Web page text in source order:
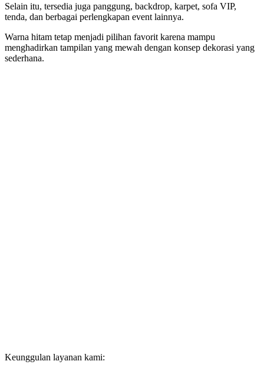
Selain itu, tersedia juga panggung, backdrop, karpet, sofa VIP,
tenda, dan berbagai perlengkapan event lainnya.
Warna hitam tetap menjadi pilihan favorit karena mampu
menghadirkan tampilan yang mewah dengan konsep dekorasi yang
sederhana.
Keunggulan layanan kami: